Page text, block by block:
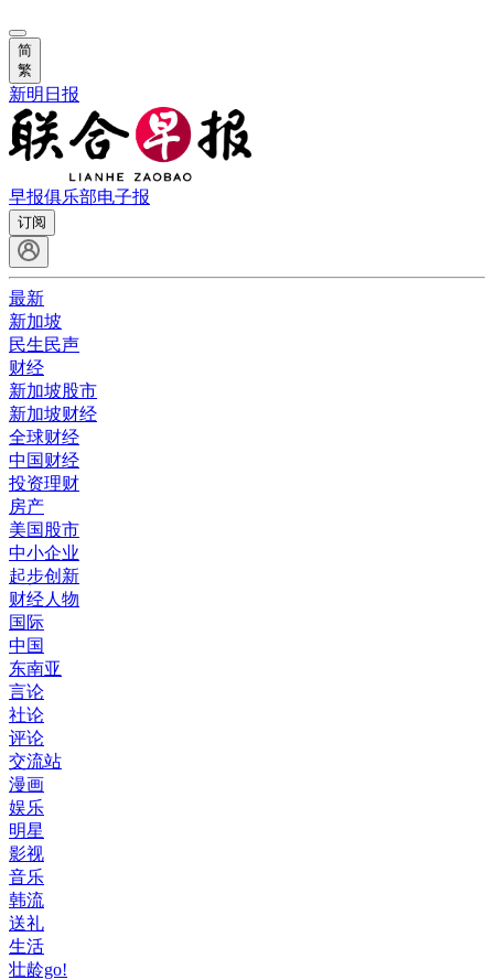
简
繁
新明日报
早报俱乐部电子报
订阅
最新
新加坡
民生民声
财经
新加坡股市
新加坡财经
全球财经
中国财经
投资理财
房产
美国股市
中小企业
起步创新
财经人物
国际
中国
东南亚
言论
社论
评论
交流站
漫画
娱乐
明星
影视
音乐
韩流
送礼
生活
壮龄go!